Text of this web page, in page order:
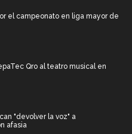
el campeonato en liga mayor de
Qro al teatro musical en
"devolver la voz" a
afasia